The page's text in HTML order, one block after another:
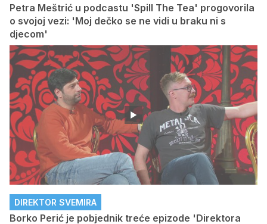
Petra Meštrić u podcastu 'Spill The Tea' progovorila
o svojoj vezi: 'Moj dečko se ne vidi u braku ni s
djecom'
DIREKTOR SVEMIRA
Borko Perić je pobjednik treće epizode 'Direktora